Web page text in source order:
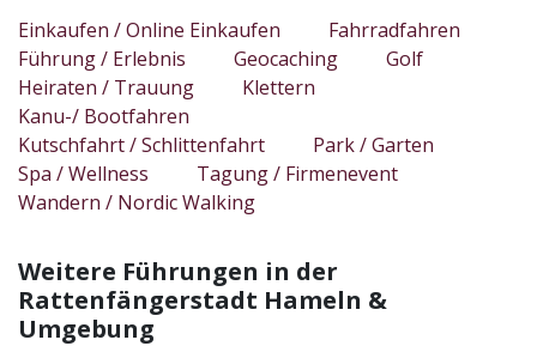
Einkaufen / Online Einkaufen
Fahrradfahren
Führung / Erlebnis
Geocaching
Golf
Heiraten / Trauung
Klettern
Kanu-/ Bootfahren
Kutschfahrt / Schlittenfahrt
Park / Garten
Spa / Wellness
Tagung / Firmenevent
Wandern / Nordic Walking
Weitere Führungen in der
Rattenfängerstadt Hameln &
Umgebung